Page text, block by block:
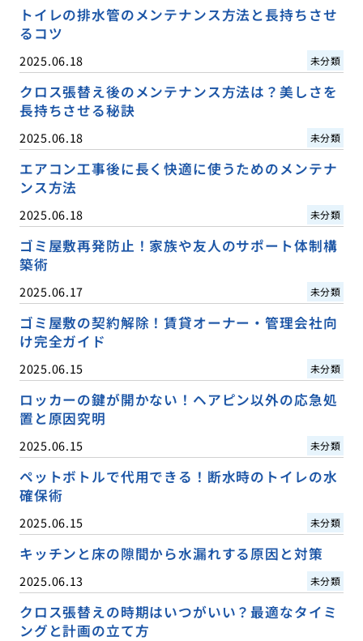
トイレの排水管のメンテナンス方法と長持ちさせ
るコツ
2025.06.18 未分類
クロス張替え後のメンテナンス方法は？美しさを
長持ちさせる秘訣
2025.06.18 未分類
エアコン工事後に長く快適に使うためのメンテナ
ンス方法
2025.06.18 未分類
ゴミ屋敷再発防止！家族や友人のサポート体制構
築術
2025.06.17 未分類
ゴミ屋敷の契約解除！賃貸オーナー・管理会社向
け完全ガイド
2025.06.15 未分類
ロッカーの鍵が開かない！ヘアピン以外の応急処
置と原因究明
2025.06.15 未分類
ペットボトルで代用できる！断水時のトイレの水
確保術
2025.06.15 未分類
キッチンと床の隙間から水漏れする原因と対策
2025.06.13 未分類
クロス張替えの時期はいつがいい？最適なタイミ
ングと計画の立て方